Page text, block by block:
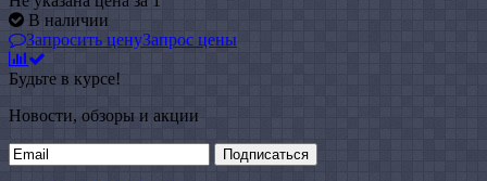
В наличии
Запросить ценуЗапрос цены
Будьте в курсе!
Новости, обзоры и акции
Подписаться